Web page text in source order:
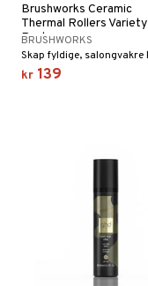
Brushworks Ceramic
Thermal Rollers Variety
Pack
BRUSHWORKS
kr 139